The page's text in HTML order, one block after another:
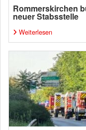
Rommerskirchen
neuer Stabsstelle
Weiterlesen